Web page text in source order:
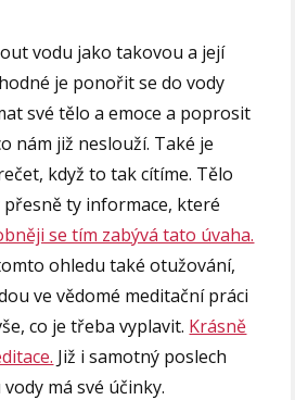
vodu jako takovou a její
je ponořit se do vody
své tělo a emoce a poprosit
nám již neslouží. Také je
když to tak cítíme. Tělo
ty informace, které
se tím zabývá tato úvaha.
ohledu také otužování,
ve vědomé meditační práci
co je třeba vyplavit. Krásně
Již i samotný poslech
má své účinky.